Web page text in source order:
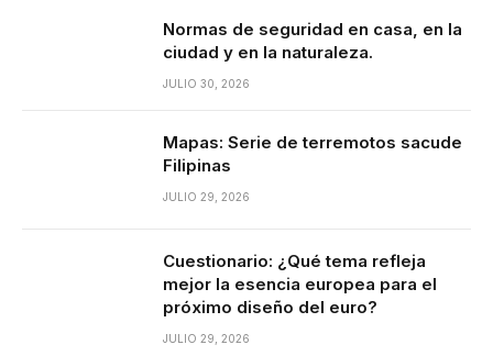
Normas de seguridad en casa, en la
ciudad y en la naturaleza.
JULIO 30, 2026
Mapas: Serie de terremotos sacude
Filipinas
JULIO 29, 2026
Cuestionario: ¿Qué tema refleja
mejor la esencia europea para el
próximo diseño del euro?
JULIO 29, 2026